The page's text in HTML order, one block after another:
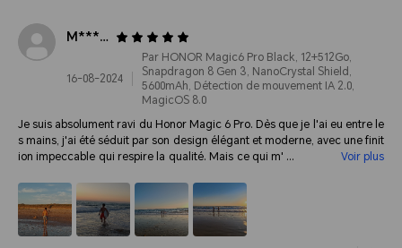
M******
16-08-2024
Par HONOR Magic6 Pro Black, 12+512Go,
Snapdragon 8 Gen 3, NanoCrystal Shield,
5600mAh, Détection de mouvement IA 2.0,
MagicOS 8.0
Je suis absolument ravi du Honor Magic 6 Pro. Dès que je l'ai eu entre le
s mains, j'ai été séduit par son design élégant et moderne, avec une finit
ion impeccable qui respire la qualité. Mais ce qui m'a vraiment conquis,
até par la netteté et le niveau de détail, même dans des conditions de fa
ible luminosité. Les couleurs sont vives, naturelles, et chaque image est
simplement époustouflante.
Voir plus